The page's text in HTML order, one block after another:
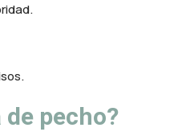
pecho?